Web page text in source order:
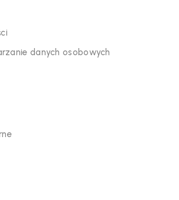
danych osobowych